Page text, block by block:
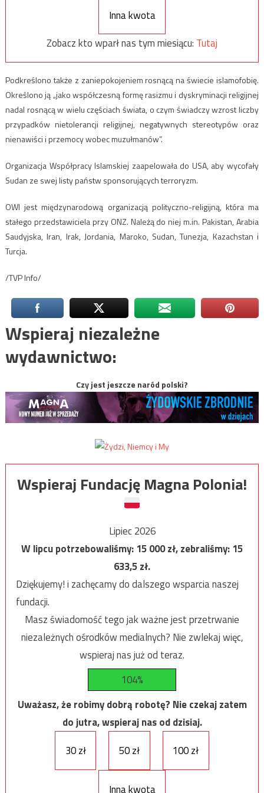
Inna kwota
Zobacz kto wparł nas tym miesiącu: Tutaj
Podkreślono także z zaniepokojeniem rosnącą na świecie islamofobię.
Określono ją „jako współczesną formę rasizmu i dyskryminacji religijnej
nadal rosnącą w wielu częściach świata, o czym świadczy wzrost liczby
przypadków nietolerancji religijnej, negatywnych stereotypów oraz
nienawiści i przemocy wobec muzułmanów”.
Organizacja Współpracy Islamskiej zaapelowała do USA, aby wycofały
Sudan ze swej listy państw sponsorujących terroryzm.
OWI jest międzynarodową organizacją polityczno-religijną, która ma
stałego przedstawiciela przy ONZ. Należą do niej m.in. Pakistan, Arabia
Saudyjska, Iran, Irak, Jordania, Maroko, Sudan, Tunezja, Kazachstan i
Turcja.
/TVP Info/
Wspieraj niezależne
wydawnictwo:
Czy jest jeszcze naród polski?
Wspieraj Fundację Magna Polonia!
Lipiec 2026
W lipcu potrzebowaliśmy:15 000zł, zebraliśmy:15
633,5zł.
Dziękujemy! i zachęcamy do dalszego wsparcia naszej
fundacji.
Masz świadomość tego jak ważne jest przetrwanie
niezależnych ośrodków medialnych? Nie zwlekaj więc,
wspieraj nas już od teraz.
104%
Uważasz, że robimy dobrą robotę? Nie czekaj zatem
do jutra, wspieraj nas od dzisiaj.
30 zł
50 zł 100 zł
Inna kwota